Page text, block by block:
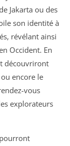
Jakarta ou des
son identité à
révélant ainsi
Occident. En
découvriront
encore le
vous
explorateurs